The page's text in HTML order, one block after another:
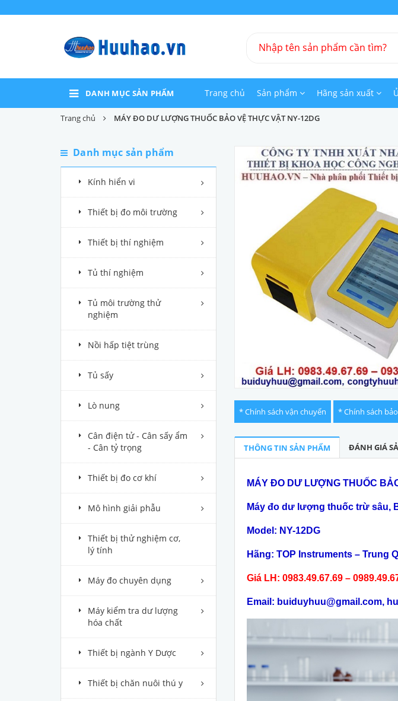
DANH MỤC SẢN PHẨM Trang chủ Sản phẩm Hãng sản xuất
Trang chủ MÁY ĐO DƯ LƯỢNG THUỐC BẢO VỆ THỰC VẬT NY-12DG
Danh mục sản phẩm
Kính hiển vi
Thiết bị đo môi trường
Thiết bị thí nghiệm
Tủ thí nghiệm
Tủ môi trường thử
nghiệm
Nồi hấp tiệt trùng
Tủ sấy
Lò nung
Cân điện tử - Cân sấy ẩm
- Cân tỷ trọng
Thiết bị đo cơ khí
Mô hình giải phẫu
Thiết bị thử nghiệm cơ,
lý tính
Máy đo chuyên dụng
Máy kiểm tra dư lượng
hóa chất
Thiết bị ngành Y Dược
Thiết bị chăn nuôi thú y
* Chính sách vận chuyển * Chính sách
THÔNG TIN SẢN PHẨM ĐÁNH GIÁ
MÁY ĐO DƯ LƯỢNG THUỐC
Máy đo dư lượng thuốc trừ sâu,
Model: NY-12DG
Hãng: TOP Instruments – Trung
Giá LH: 0983.49.67.69 –
Email: buiduyhuu@gmail.com,